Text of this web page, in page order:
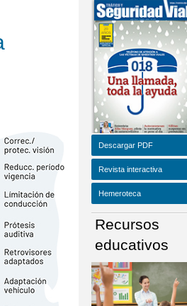
Descargar PDF
Revista interactiva
Hemeroteca
Recursos
educativos